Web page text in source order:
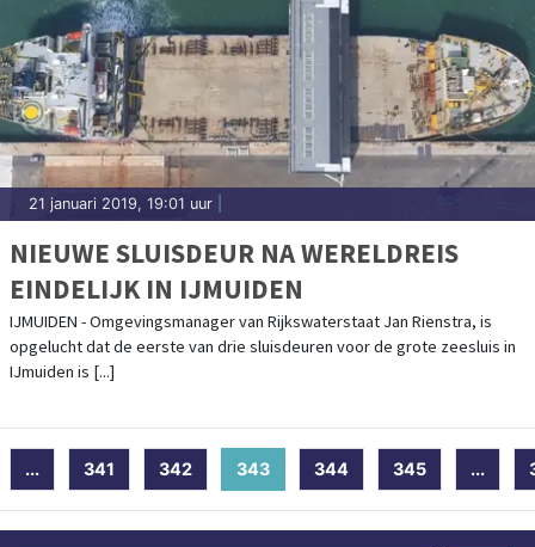
21 januari 2019, 19:01 uur
NIEUWE SLUISDEUR NA WERELDREIS
EINDELIJK IN IJMUIDEN
IJMUIDEN - Omgevingsmanager van Rijkswaterstaat Jan Rienstra, is
opgelucht dat de eerste van drie sluisdeuren voor de grote zeesluis in
IJmuiden is [...]
... 341 342 343(current)
344 345 ...